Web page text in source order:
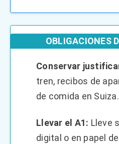
OBLIGACIONES
Conservar
tren, recibos de
de comida en Suiza.
Llevar el A1: Lleve
digital o en papel